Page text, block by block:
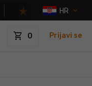
4.9/5 ocjena HR
shopping_cart 0 Prijavi se